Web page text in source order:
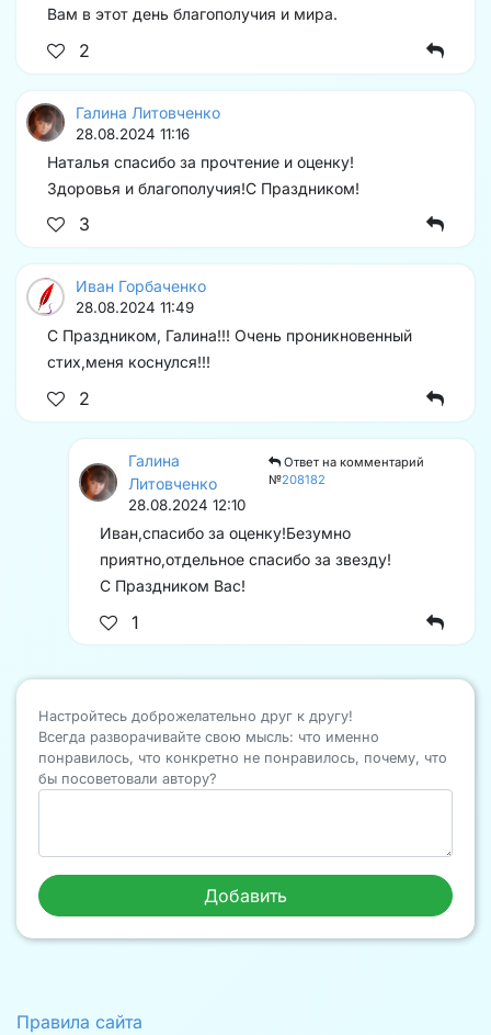
Вам в этот день благополучия и мира.
2
Галина Литовченко
28.08.2024 11:16
Наталья спасибо за прочтение и оценку!
Здоровья и благополучия!С Праздником!
3
Иван Горбаченко
28.08.2024 11:49
С Праздником, Галина!!! Очень проникновенный
стих,меня коснулся!!!
2
Галина
Литовченко
Ответ на комментарий
№208182
28.08.2024 12:10
Иван,спасибо за оценку!Безумно
приятно,отдельное спасибо за звезду!
С Праздником Вас!
1
Настройтесь доброжелательно друг к другу!
Всегда разворачивайте свою мысль: что именно
понравилось, что конкретно не понравилось, почему, что
бы посоветовали автору?
Правила сайта